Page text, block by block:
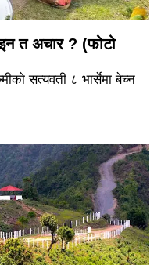
त अचार ? (फोटो
सत्यवती ८ भार्सेमा बेच्न